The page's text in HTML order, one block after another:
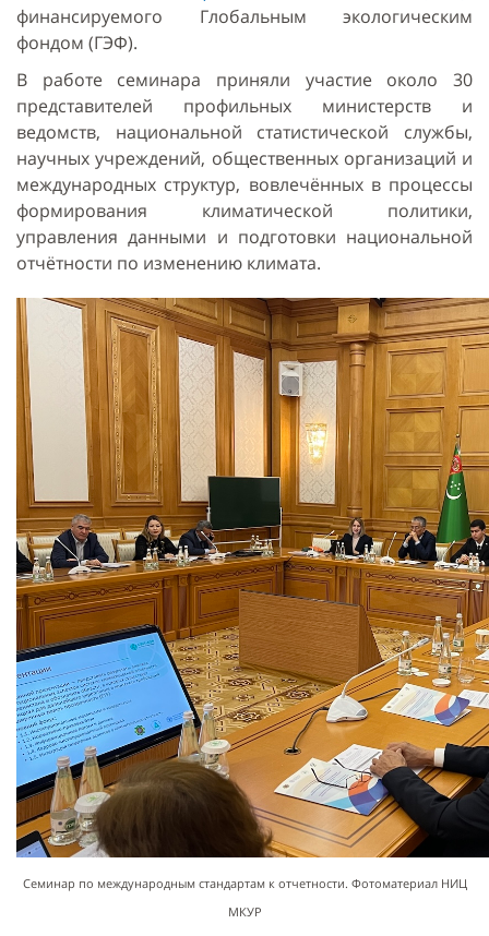
финансируемого Глобальным экологическим
фондом (ГЭФ).
В работе семинара приняли участие около 30
представителей профильных министерств и
ведомств, национальной статистической службы,
научных учреждений, общественных организаций и
международных структур, вовлечённых в процессы
формирования климатической политики,
управления данными и подготовки национальной
отчётности по изменению климата.
Семинар по международным стандартам к отчетности. Фотоматериал НИЦ
МКУР